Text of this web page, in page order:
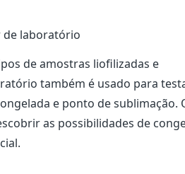
de amostras liofilizadas e
também é usado para
e ponto de sublimação.
as possibilidades de